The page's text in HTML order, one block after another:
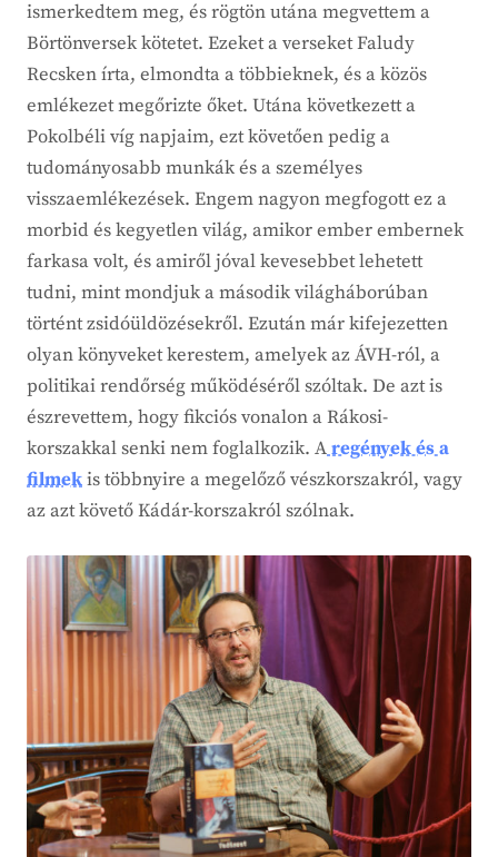
ismerkedtem meg, és rögtön utána megvettem a
Börtönversek kötetet. Ezeket a verseket Faludy
Recsken írta, elmondta a többieknek, és a közös
emlékezet megőrizte őket. Utána következett a
Pokolbéli víg napjaim, ezt követően pedig a
tudományosabb munkák és a személyes
visszaemlékezések. Engem nagyon megfogott ez a
morbid és kegyetlen világ, amikor ember embernek
farkasa volt, és amiről jóval kevesebbet lehetett
tudni, mint mondjuk a második világháborúban
történt zsidóüldözésekről. Ezután már kifejezetten
olyan könyveket kerestem, amelyek az ÁVH-ról, a
politikai rendőrség működéséről szóltak. De azt is
észrevettem, hogy fikciós vonalon a Rákosi-
korszakkal senki nem foglalkozik. Aregények és a
filmekis többnyire a megelőző vészkorszakról, vagy
az azt követő Kádár-korszakról szólnak.